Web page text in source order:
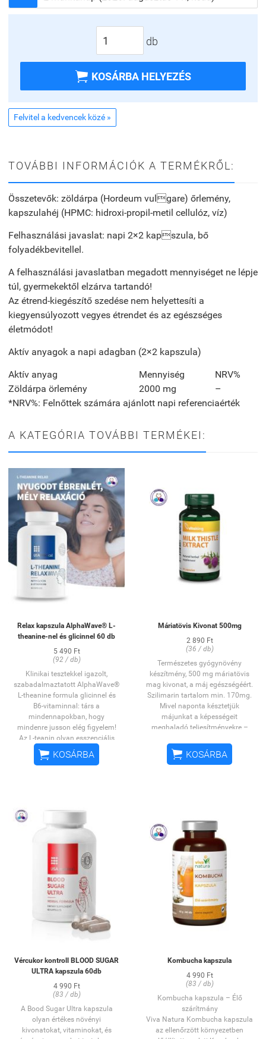
db
 KOSÁRBA HELYEZÉS
Felvitel a kedvencek közé »
TOVÁBBI INFORMÁCIÓK A TERMÉKRŐL:
Összetevők: zöldárpa (Hordeum vulgare) őrlemény,
kapszulahéj (HPMC: hidroxi-propil-metil cellulóz, víz)
Felhasználási javaslat: napi 2×2 kapszula, bő
folyadékbevitellel.
A felhasználási javaslatban megadott mennyiséget ne lépje
túl, gyermekektől elzárva tartandó!
Az étrend-kiegészítő szedése nem helyettesíti a
kiegyensúlyozott vegyes étrendet és az egészséges
életmódot!
Aktív anyagok a napi adagban (2×2 kapszula)
Aktív anyag
Mennyiség
NRV%
Zöldárpa örlemény
2000 mg
–
*NRV%: Felnőttek számára ajánlott napi referenciaérték
A KATEGÓRIA TOVÁBBI TERMÉKEI:
Relax kapszula AlphaWave® L-
theanine-nel és glicinnel 60 db
5 490 Ft
(92 / db)
Klinikai tesztekkel igazolt,
szabadalmaztatott AlphaWave®
L-theanine formula glicinnel és
B6-vitaminnal: társ a
mindennapokban, hogy
mindenre jusson elég figyelem!
Az L-teanin olyan esszenciális
aminosav, mely elősegíti a
koncentráció és a figyelmi fókusz
rohanó világ kihívásaival
szemben.
Étrend-kiegészítő kapszula
OGYÉI notifikációs
szám:34738/2024
Kiszerelés:60 db
Származási ország:
VEGÁN
 KOSÁRBA
Máriatövis Kivonat 500mg
2 890 Ft
(36 / db)
Természetes gyógynövény
készítmény, 500 mg máriatövis
mag kivonat, a máj egészségéért.
Szilimarin tartalom min. 170mg.
Mivel naponta késztetjük
májunkat a képességeit
meghaladó teljesítményekre –
gyógyszert szedünk vagy nehéz,
zsíros ételeket eszünk – ezért
segít a máj megfelelő
működését. Kapszulánként
500mg máriatövis magot
tartalmaz.
A máriatövis mag:
Támogathatja a máj
egészségét
Hozzájárulhat a máj
méregtelenítéséhez
Segíthet fenntartani a
a test tisztulását.
OGYÉI: 25499/2020
 KOSÁRBA
Vércukor kontroll BLOOD SUGAR
ULTRA kapszula 60db
4 990 Ft
(83 / db)
A Bood Sugar Ultra kapszula
olyan értékes növényi
kivonatokat, vitaminokat, és
Kombucha kapszula
4 990 Ft
(83 / db)
Kombucha kapszula – Élő
szárítmány
Viva Natura Kombucha kapszula
az ellenőrzött környezetben